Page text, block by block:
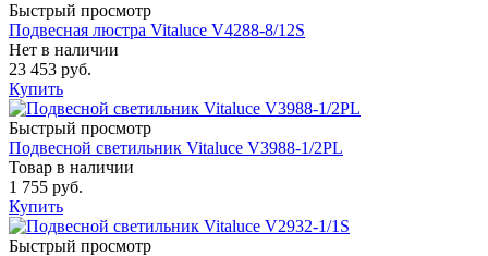
Быстрый просмотр
Подвесная люстра Vitaluce V4288-8/12S
Нет в наличии
23 453 руб.
Купить
Быстрый просмотр
Подвесной светильник Vitaluce V3988-1/2PL
Товар в наличии
1 755 руб.
Купить
Быстрый просмотр